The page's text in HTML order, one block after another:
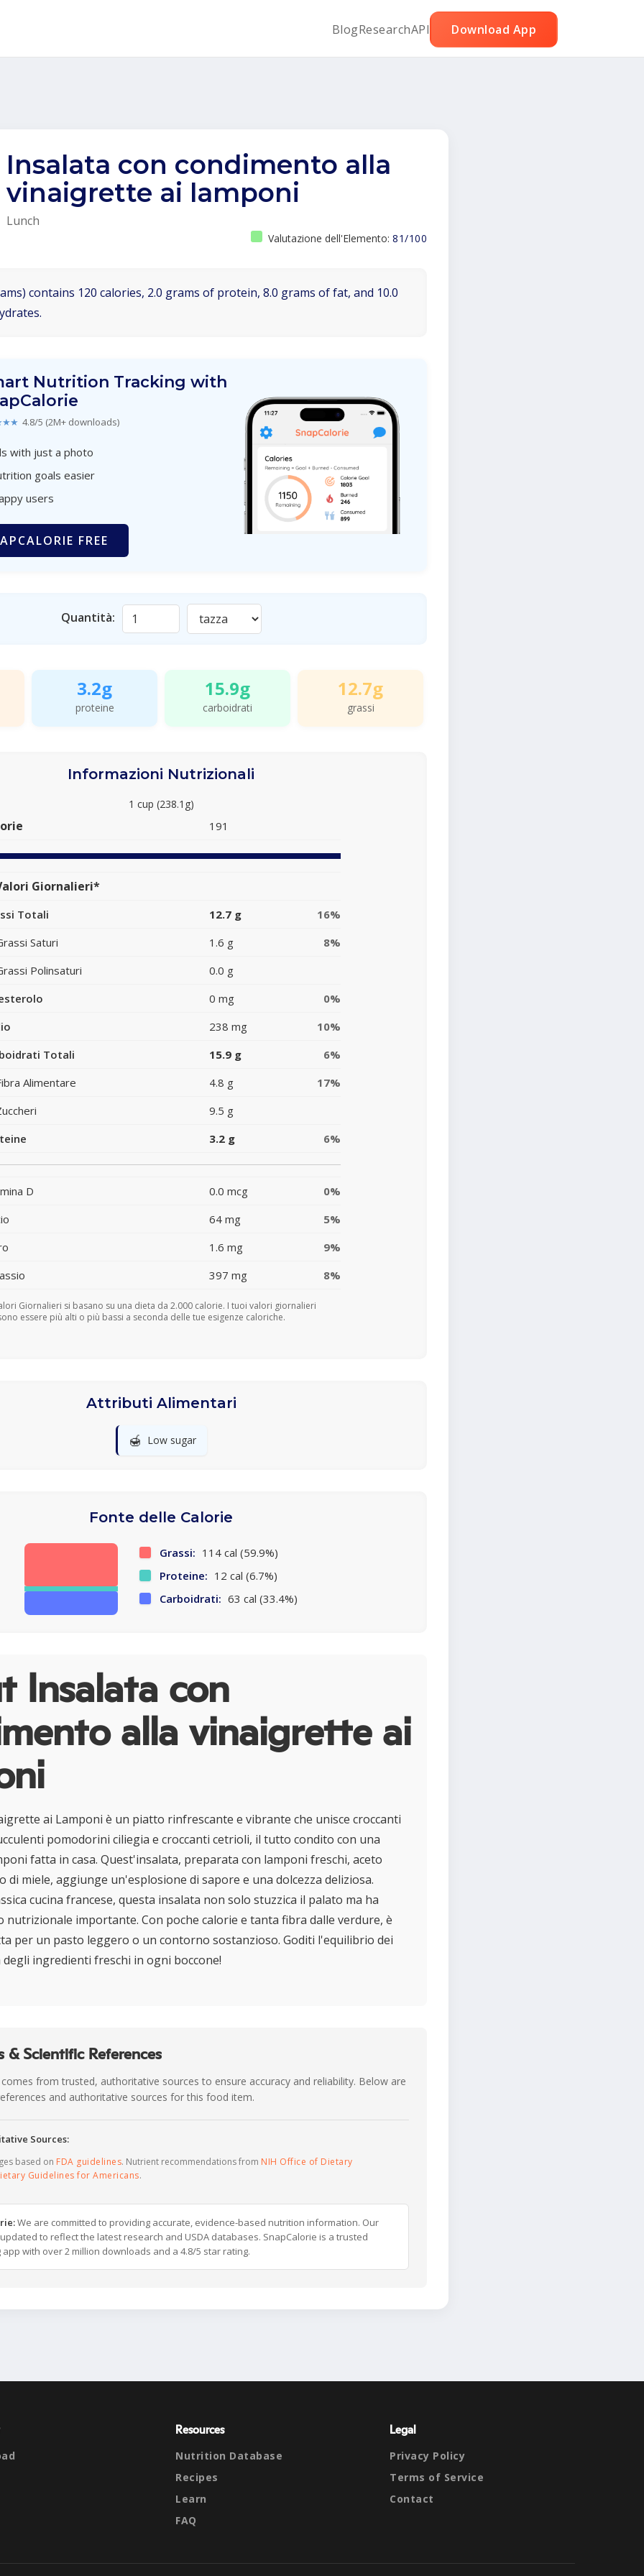
BlogResearchAPI Download App
Insalata con condimento alla
vinaigrette ai lamponi
Lunch
Valutazione dell'Elemento: 81/100
contains 120 calories, 2.0 grams of protein, 8.0 grams of fat, and 10.0
Nutrition Tracking with
4.8/5 (2M+ downloads)
with just a photo
goals easier
users
FREE
Quantità:
3.2g
proteine
15.9g
carboidrati
12.7g
grassi
Informazioni Nutrizionali
1 cup (238.1g)
191
Giornalieri*
Totali 12.7 g
16%
Saturi
1.6 g
8%
Polinsaturi
0.0 g
0 mg
0%
238 mg
10%
Totali
15.9 g
6%
Alimentare
4.8 g
17%
9.5 g
3.2 g 6%
D 0.0 mcg
0%
64 mg
5%
1.6 mg
9%
397 mg 8%
Giornalieri si basano su una dieta da 2.000 calorie. I tuoi valori giornalieri
essere più alti o più bassi a seconda delle tue esigenze caloriche.
Attributi Alimentari
🍯 Low sugar
Fonte delle Calorie
Grassi: 114 cal (59.9%)
Proteine: 12 cal (6.7%)
Carboidrati: 63 cal (33.4%)
Insalata con
alla vinaigrette ai
ai Lamponi è un piatto rinfrescante e vibrante che unisce croccanti
pomodorini ciliegia e croccanti cetrioli, il tutto condito con una
fatta in casa. Quest'insalata, preparata con lamponi freschi, aceto
di miele, aggiunge un'esplosione di sapore e una dolcezza deliziosa.
cucina francese, questa insalata non solo stuzzica il palato ma ha
nutrizionale importante. Con poche calorie e tanta fibra dalle verdure, è
per un pasto leggero o un contorno sostanzioso. Goditi l'equilibrio dei
ingredienti freschi in ogni boccone!
& Scientific References
from trusted, authoritative sources to ensure accuracy and reliability. Below are
and authoritative sources for this food item.
Sources:
based on FDA guidelines. Nutrient recommendations from NIH Office of Dietary
Guidelines for Americans.
We are committed to providing accurate, evidence-based nutrition information. Our
to reflect the latest research and USDA databases. SnapCalorie is a trusted
with over 2 million downloads and a 4.8/5 star rating.
Resources
Nutrition Database
Recipes
Learn
FAQ
Legal
Privacy Policy
Terms of Service
Contact